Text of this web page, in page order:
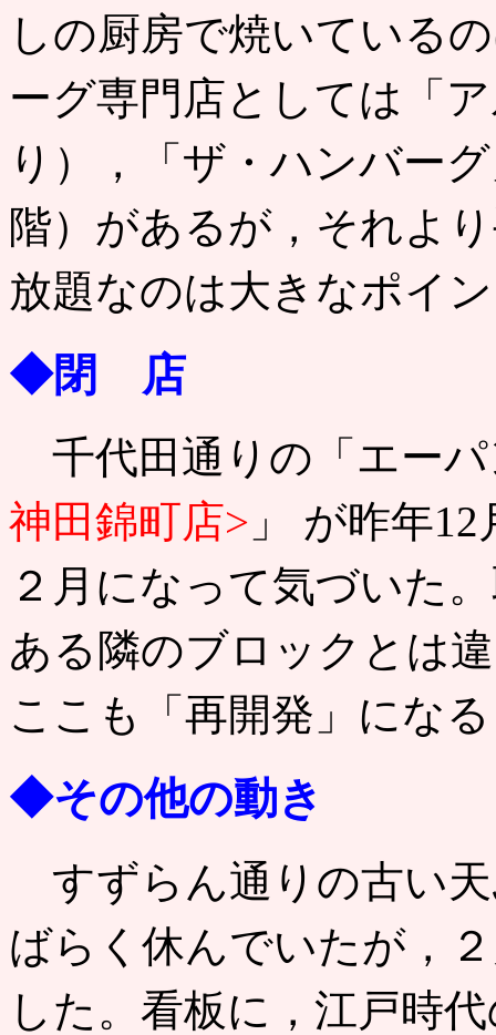
しの厨房で焼いている
ーグ専門店としては「
り），「ザ・ハンバー
階）があるが，それよ
放題なのは大きなポイ
◆閉 店
千代田通りの「エー
神田錦町店> 」 が昨年
２月になって気づいた
ある隣のブロックとは
ここも「再開発」にな
◆その他の動き
すずらん通りの古い
ばらく休んでいたが，
した。看板に，江戸時